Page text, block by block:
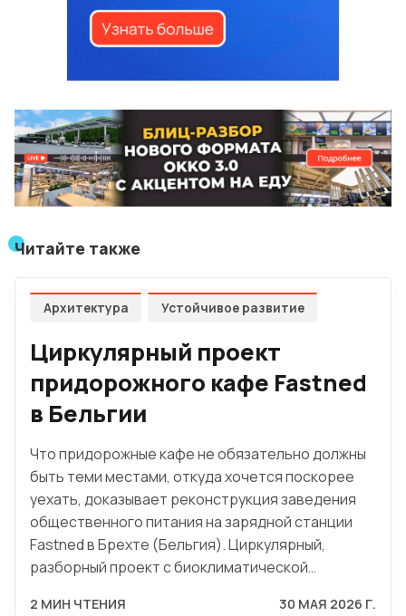
Читайте также
Архитектура Устойчивое развитие
Циркулярный проект
придорожного кафе Fastned
в Бельгии
Что придорожные кафе не обязательно должны
быть теми местами, откуда хочется поскорее
уехать, доказывает реконструкция заведения
общественного питания на зарядной станции
Fastned в Брехте (Бельгия). Циркулярный,
разборный проект с биоклиматической…
2 МИН ЧТЕНИЯ 30 МАЯ 2026 Г.